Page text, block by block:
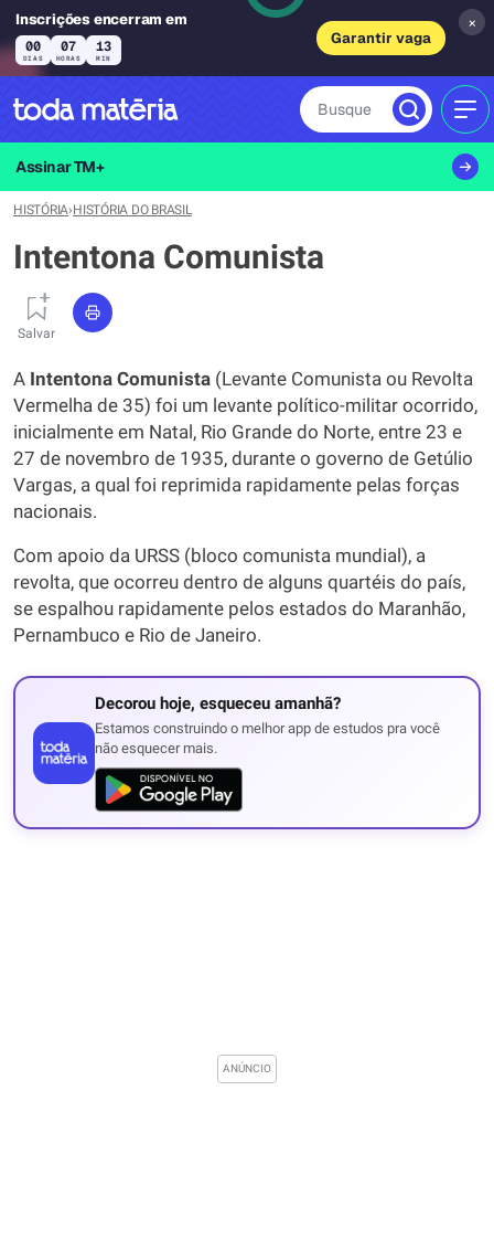
Inscrições encerram em
00
DIAS
07
HORAS
13
MIN
Garantir vaga
×
Busque
Assinar TM+
HISTÓRIA›HISTÓRIA DO BRASIL
Intentona Comunista
Salvar
A Intentona Comunista (Levante Comunista ou Revolta
Vermelha de 35) foi um levante político-militar ocorrido,
inicialmente em Natal, Rio Grande do Norte, entre 23 e
27 de novembro de 1935, durante o governo de Getúlio
Vargas, a qual foi reprimida rapidamente pelas forças
nacionais.
Com apoio da URSS (bloco comunista mundial), a
revolta, que ocorreu dentro de alguns quartéis do país,
se espalhou rapidamente pelos estados do Maranhão,
Pernambuco e Rio de Janeiro.
Decorou hoje, esqueceu amanhã?
Estamos construindo o melhor app de estudos pra você
não esquecer mais.